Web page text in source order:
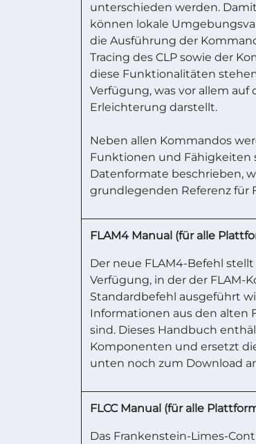
unterschieden werden.
können lokale
die Ausführung der
Tracing des CLP sowie der
diese Funktionalitäten
Verfügung, was vor allem
Erleichterung darstellt.
Neben allen Kommandos
Funktionen und Fähigkeiten
Datenformate beschrieben,
grundlegenden Referenz für
FLAM4 Manual (für alle
Der neue FLAM4-Befehl
Verfügung, in der der FLAM-
Standardbefehl ausgeführt
Informationen aus den alten
sind. Dieses Handbuch
Komponenten und ersetzt
unten noch zum Download
FLCC Manual (für alle
Das Frankenstein-Limes-